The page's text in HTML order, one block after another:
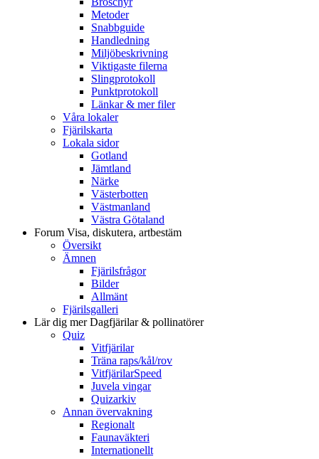
Metoder
Snabbguide
Handledning
Miljöbeskrivning
Viktigaste filerna
Slingprotokoll
Punktprotokoll
Länkar & mer filer
Våra lokaler
Fjärilskarta
Lokala sidor
Gotland
Jämtland
Närke
Västerbotten
Västmanland
Västra Götaland
Forum Visa, diskutera, artbestäm
Översikt
Ämnen
Fjärilsfrågor
Bilder
Allmänt
Fjärilsgalleri
Lär dig merDagfjärilar & pollinatörer
Quiz
Vitfjärilar
Träna raps/kål/rov
VitfjärilarSpeed
Juvela vingar
Quizarkiv
Annan övervakning
Regionalt
Faunaväkteri
Internationellt